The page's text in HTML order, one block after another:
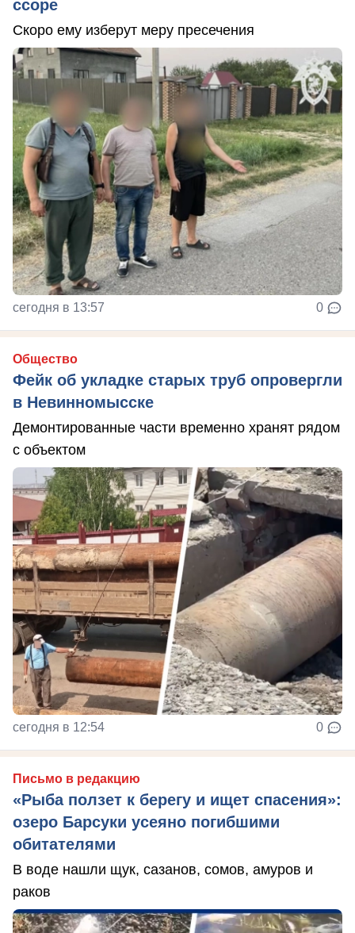
ссоре
Скоро ему изберут меру пресечения
сегодня в 13:57 0
Общество
Фейк об укладке старых труб опровергли
в Невинномысске
Демонтированные части временно хранят рядом
с объектом
сегодня в 12:54 0
Письмо в редакцию
«Рыба ползет к берегу и ищет спасения»:
озеро Барсуки усеяно погибшими
обитателями
В воде нашли щук, сазанов, сомов, амуров и
раков